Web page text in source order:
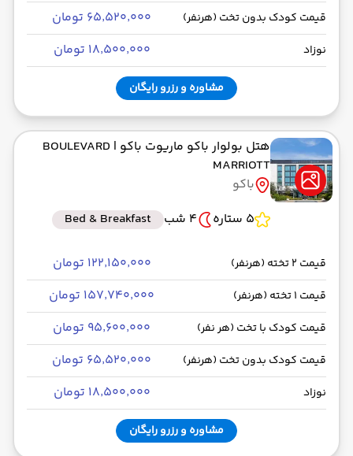
قیمت کودک بدون تخت (هرنفر) ۶۵٬۵۲۰٬۰۰۰ تومان
نوزاد ۱۸٬۵۰۰٬۰۰۰ تومان
مشاوره و رزرو رایگان
هتل بولوار باکو ماریوت باکو | BOULEVARD
MARRIOTT
باکو
5 ستاره
4 شب Bed & Breakfast
قیمت 2 تخته (هرنفر) ۱۲۲٬۱۵۰٬۰۰۰ تومان
قیمت 1 تخته (هرنفر) ۱۵۷٬۷۴۰٬۰۰۰ تومان
قیمت کودک با تخت (هر نفر) ۹۵٬۶۰۰٬۰۰۰ تومان
قیمت کودک بدون تخت (هرنفر) ۶۵٬۵۲۰٬۰۰۰ تومان
نوزاد ۱۸٬۵۰۰٬۰۰۰ تومان
مشاوره و رزرو رایگان